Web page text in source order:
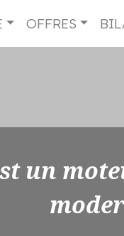
OFFRES
un